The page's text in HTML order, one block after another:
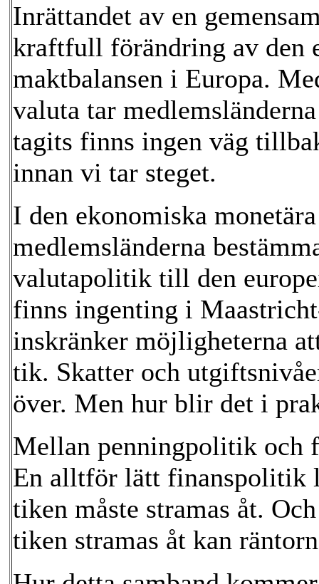
Inrättandet av en
kraftfull förändring av den
maktbalansen i Europa.
valuta tar
tagits finns ingen väg
innan vi tar steget.
I den ekonomiska
medlemsländerna
valutapolitik till den
finns ingenting i
inskränker möjligheterna
tik. Skatter och
över. Men hur blir det i
Mellan penningpolitik och
En alltför lätt finanspolitik
tiken måste stramas åt.
tiken stramas åt kan